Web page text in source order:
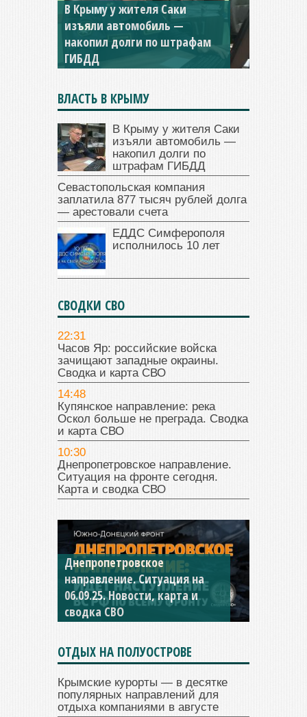
В Крыму у жителя Саки
изъяли автомобиль —
накопил долги по штрафам
ГИБДД
Севастопольская компания
заплатила 877 тысяч рублей
долга — арестовали счета
ВЛАСТЬ В КРЫМУ
В Крыму у жителя Саки
изъяли автомобиль —
накопил долги по
штрафам ГИБДД
Севастопольская компания
заплатила 877 тысяч рублей долга
— арестовали счета
ЕДДС Симферополя
исполнилось 10 лет
СВОДКИ СВО
22:31
Часов Яр: российские войска
зачищают западные окраины.
Сводка и карта СВО
14:48
Купянское направление: река
Оскол больше не преграда. Сводка
и карта СВО
10:30
Днепропетровское направление.
Ситуация на фронте сегодня.
Карта и сводка СВО
Днепропетровское
направление. Ситуация на
06.09.25. Новости, карта и
сводка СВО
Константиновское
направление. Ситуация на
04.09.25 Новости, карта и
сводка СВО
ОТДЫХ НА ПОЛУОСТРОВЕ
Крымские курорты — в десятке
популярных направлений для
отдыха компаниями в августе